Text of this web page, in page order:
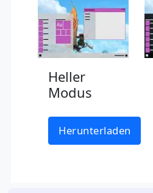
Heller
Modus
Herunterladen